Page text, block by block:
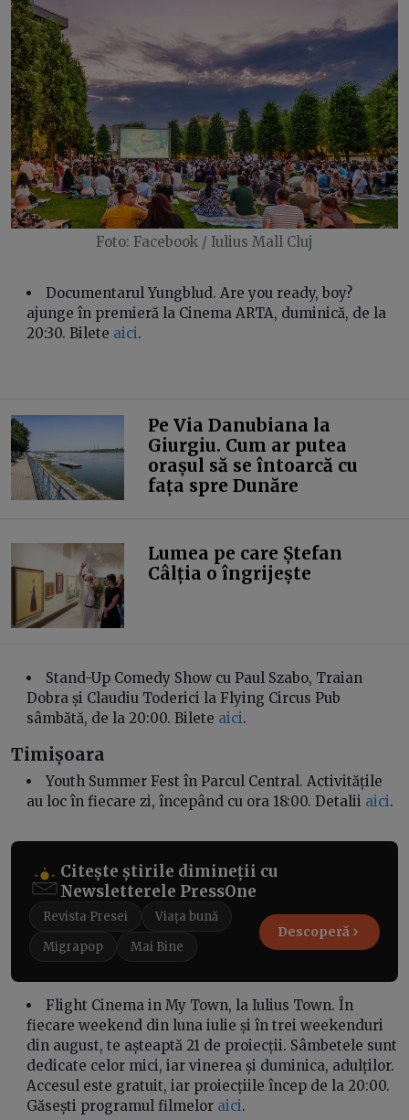
Foto: Facebook / Iulius Mall Cluj
Documentarul Yungblud. Are you ready, boy?
ajunge în premieră la Cinema ARTA, duminică, de la
20:30. Bilete aici.
Pe Via Danubiana la
Giurgiu. Cum ar putea
orașul să se întoarcă cu
fața spre Dunăre
Lumea pe care Ștefan
Câlția o îngrijește
Stand-Up Comedy Show cu Paul Szabo, Traian
Dobra și Claudiu Toderici la Flying Circus Pub
sâmbătă, de la 20:00. Bilete aici.
Timișoara
Youth Summer Fest în Parcul Central. Activitățile
au loc în fiecare zi, începând cu ora 18:00. Detalii aici.
Citește știrile dimineții cu
Newsletterele PressOne
Revista Presei
Viața bună
Migrapop
Mai Bine
Descoperă
Flight Cinema in My Town, la Iulius Town. În
fiecare weekend din luna iulie și în trei weekenduri
din august, te așteaptă 21 de proiecții. Sâmbetele sunt
dedicate celor mici, iar vinerea și duminica, adulților.
Accesul este gratuit, iar proiecțiile încep de la 20:00.
Găsești programul filmelor aici.